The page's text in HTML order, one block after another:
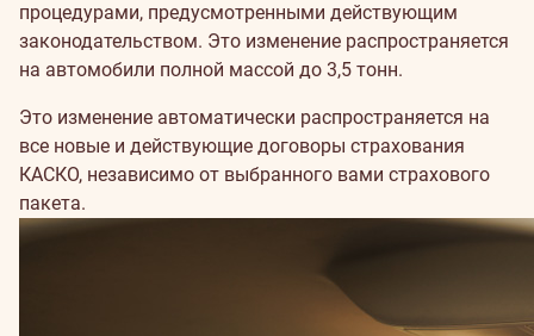
процедурами, предусмотренными действующим
законодательством. Это изменение распространяется
на автомобили полной массой до 3,5 тонн.
Это изменение автоматически распространяется на
все новые и действующие договоры страхования
КАСКО, независимо от выбранного вами страхового
пакета.